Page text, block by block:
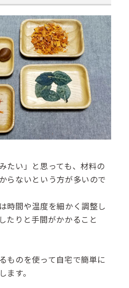
たい」と思っても、材料の
らないという方が多いので
時間や温度を細かく調整し
たりと手間がかかること
ものを使って自宅で簡単に
ます。